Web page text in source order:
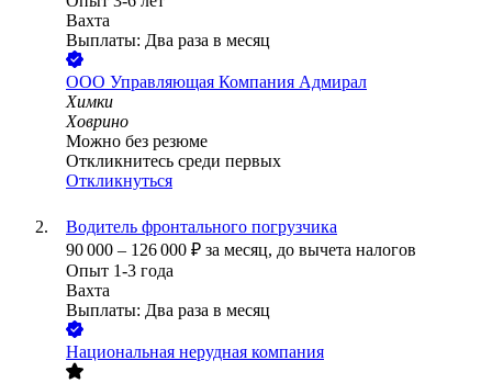
Вахта
Выплаты: Два раза в месяц
ООО Управляющая Компания Адмирал
Химки
Ховрино
Можно без резюме
Откликнитесь среди первых
Откликнуться
Водитель фронтального погрузчика
90 000 – 126 000 ₽ за месяц, до вычета налогов
Опыт 1-3 года
Вахта
Выплаты: Два раза в месяц
Национальная нерудная компания